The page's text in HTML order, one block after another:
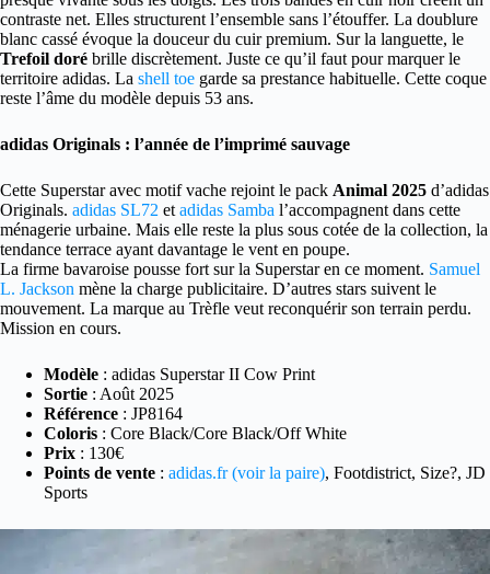
contraste net. Elles structurent l’ensemble sans l’étouffer. La doublure
blanc cassé évoque la douceur du cuir premium. Sur la languette, le
Trefoil doré brille discrètement. Juste ce qu’il faut pour marquer le
territoire adidas. La shell toe garde sa prestance habituelle. Cette coque
reste l’âme du modèle depuis 53 ans.
adidas Originals : l’année de l’imprimé sauvage
Cette Superstar avec motif vache rejoint le pack Animal 2025 d’adidas
Originals. adidas SL72 et adidas Samba l’accompagnent dans cette
ménagerie urbaine. Mais elle reste la plus sous cotée de la collection, la
tendance terrace ayant davantage le vent en poupe.
La firme bavaroise pousse fort sur la Superstar en ce moment. Samuel
L. Jackson mène la charge publicitaire. D’autres stars suivent le
mouvement. La marque au Trèfle veut reconquérir son terrain perdu.
Mission en cours.
Modèle : adidas Superstar II Cow Print
Sortie : Août 2025
Référence : JP8164
Coloris : Core Black/Core Black/Off White
Prix : 130€
Points de vente : adidas.fr (voir la paire), Footdistrict, Size?, JD
Sports